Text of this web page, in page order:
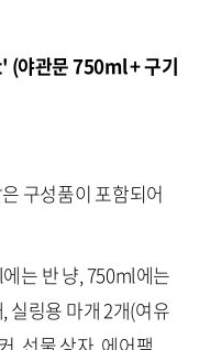
(야관문 750ml + 구기
구성품이 포함되어
는 반 냥, 750ml에는
실링용 마개 2개(여유